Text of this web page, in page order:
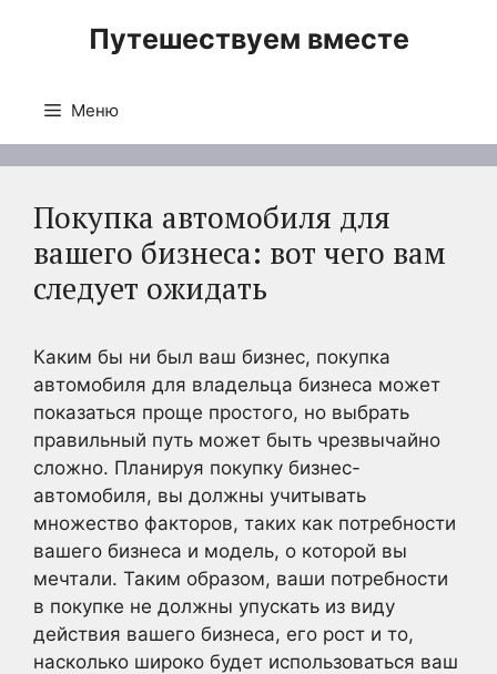
Путешествуем вместе
Меню
Покупка автомобиля для
вашего бизнеса: вот чего вам
следует ожидать
Каким бы ни был ваш бизнес, покупка
автомобиля для владельца бизнеса может
показаться проще простого, но выбрать
правильный путь может быть чрезвычайно
сложно. Планируя покупку бизнес-
автомобиля, вы должны учитывать
множество факторов, таких как потребности
вашего бизнеса и модель, о которой вы
мечтали. Таким образом, ваши потребности
в покупке не должны упускать из виду
действия вашего бизнеса, его рост и то,
насколько широко будет использоваться ваш